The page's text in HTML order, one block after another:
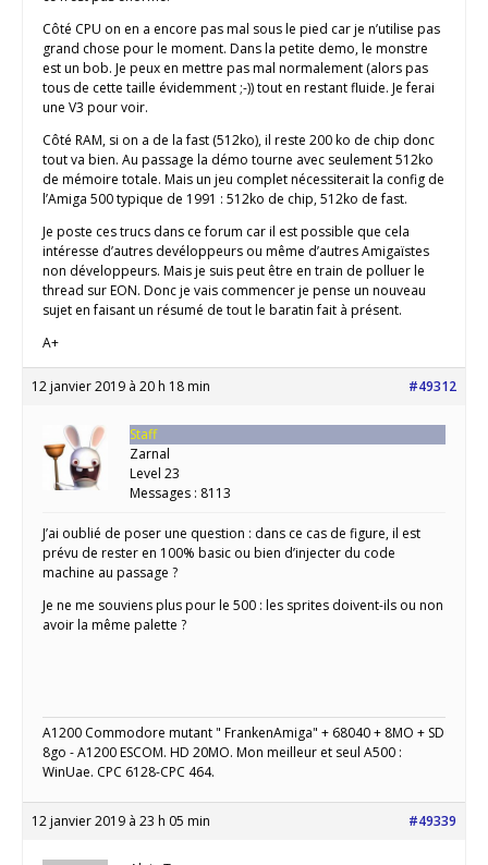
Côté CPU on en a encore pas mal sous le pied car je n’utilise pas
grand chose pour le moment. Dans la petite demo, le monstre
est un bob. Je peux en mettre pas mal normalement (alors pas
tous de cette taille évidemment ;-)) tout en restant fluide. Je ferai
une V3 pour voir.
Côté RAM, si on a de la fast (512ko), il reste 200 ko de chip donc
tout va bien. Au passage la démo tourne avec seulement 512ko
de mémoire totale. Mais un jeu complet nécessiterait la config de
l’Amiga 500 typique de 1991 : 512ko de chip, 512ko de fast.
Je poste ces trucs dans ce forum car il est possible que cela
intéresse d’autres devéloppeurs ou même d’autres Amigaïstes
non développeurs. Mais je suis peut être en train de polluer le
thread sur EON. Donc je vais commencer je pense un nouveau
sujet en faisant un résumé de tout le baratin fait à présent.
A+
12 janvier 2019 à 20 h 18 min #49312
Staff
Zarnal
Level 23
Messages : 8113
J’ai oublié de poser une question : dans ce cas de figure, il est
prévu de rester en 100% basic ou bien d’injecter du code
machine au passage ?
Je ne me souviens plus pour le 500 : les sprites doivent-ils ou non
avoir la même palette ?
A1200 Commodore mutant " FrankenAmiga" + 68040 + 8MO + SD
8go - A1200 ESCOM. HD 20MO. Mon meilleur et seul A500 :
WinUae. CPC 6128-CPC 464.
12 janvier 2019 à 23 h 05 min #49339